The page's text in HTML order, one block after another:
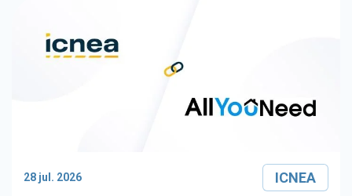
28 jul. 2026 ICNEA